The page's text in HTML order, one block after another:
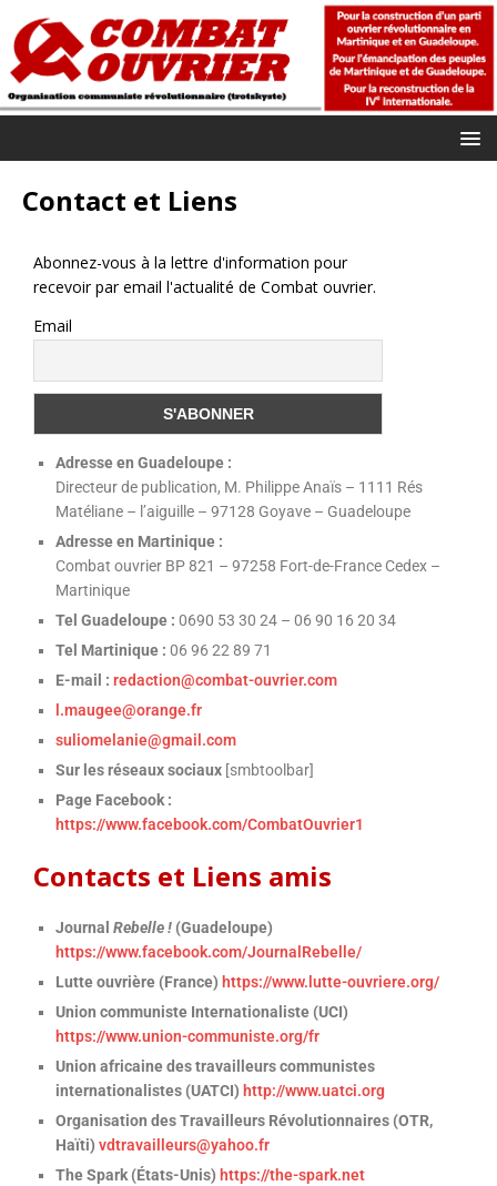
Contact et Liens
Abonnez-vous à la lettre d'information pour
recevoir par email l'actualité de Combat ouvrier.
Email
Adresse en Guadeloupe :
Directeur de publication, M. Philippe Anaïs – 1111 Rés
Matéliane – l’aiguille – 97128 Goyave – Guadeloupe
Adresse en Martinique :
Combat ouvrier BP 821 – 97258 Fort-de-France Cedex –
Martinique
Tel Guadeloupe : 0690 53 30 24 – 06 90 16 20 34
Tel Martinique : 06 96 22 89 71
E-mail : redaction@combat-ouvrier.com
l.maugee@orange.fr
suliomelanie@gmail.com
Sur les réseaux sociaux [smbtoolbar]
Page Facebook :
https://www.facebook.com/CombatOuvrier1
Contacts et Liens amis
Journal Rebelle ! (Guadeloupe)
https://www.facebook.com/JournalRebelle/
Lutte ouvrière (France) https://www.lutte-ouvriere.org/
Union communiste Internationaliste (UCI)
https://www.union-communiste.org/fr
Union africaine des travailleurs communistes
internationalistes (UATCI) http://www.uatci.org
Organisation des Travailleurs Révolutionnaires (OTR,
Haïti) vdtravailleurs@yahoo.fr
The Spark (États-Unis) https://the-spark.net